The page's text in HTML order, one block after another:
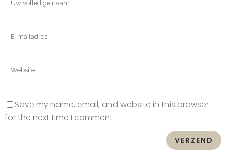
Save my name, email, and website in this browser
for the next time I comment.